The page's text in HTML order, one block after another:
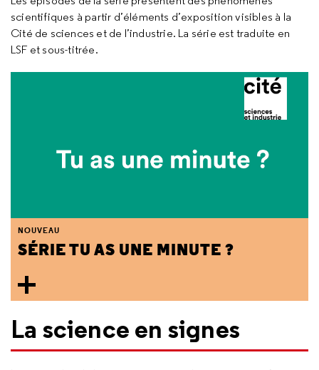
scientifiques à partir d’éléments d’exposition visibles à la
Cité de sciences et de l’industrie. La série est traduite en
LSF et sous-titrée.
SÉRIE TU AS UNE MINUTE ?
NOUVEAU
La science en signes